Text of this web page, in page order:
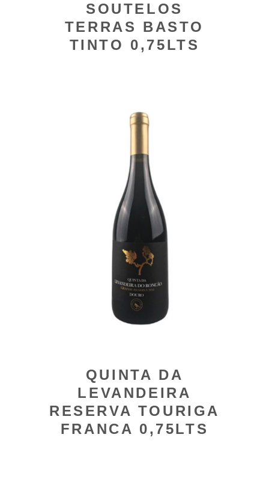
SOUTELOS
TERRAS BASTO
TINTO 0,75LTS
QUINTA DA
LEVANDEIRA
RESERVA TOURIGA
FRANCA 0,75LTS